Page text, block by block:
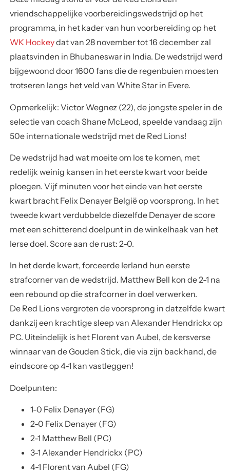
vriendschappelijke voorbereidingswedstrijd op het
programma, in het kader van hun voorbereiding op het
WK Hockeydat van 28 november tot 16 december zal
plaatsvinden in Bhubaneswar in India. De wedstrijd werd
bijgewoond door 1600 fans die de regenbuien moesten
trotseren langs het veld van White Star in Evere.
Opmerkelijk: Victor Wegnez (22), de jongste speler in de
selectie van coach Shane McLeod, speelde vandaag zijn
50e internationale wedstrijd met de Red Lions!
De wedstrijd had wat moeite om los te komen, met
redelijk weinig kansen in het eerste kwart voor beide
ploegen. Vijf minuten voor het einde van het eerste
kwart bracht Felix Denayer België op voorsprong. In het
tweede kwart verdubbelde diezelfde Denayerde score
met een schitterend doelpunt in de winkelhaak van het
Ierse doel. Score aan de rust: 2-0.
In het derde kwart, forceerde Ierland hun eerste
strafcorner van de wedstrijd. Matthew Bell kon de 2-1 na
een rebound op die strafcorner in doel verwerken.
De Red Lions vergroten de voorsprong in datzelfde kwart
dankzij een krachtige sleep van Alexander Hendrickx op
PC. Uiteindelijk is het Florent van Aubel, de kersverse
winnaar van de Gouden Stick, die via zijn backhand, de
eindscore op 4-1 kan vastleggen!
Doelpunten:
1-0 Felix Denayer (FG)
2-0 Felix Denayer (FG)
2-1 Matthew Bell (PC)
3-1 Alexander Hendrickx (PC)
4-1 Florent van Aubel (FG)